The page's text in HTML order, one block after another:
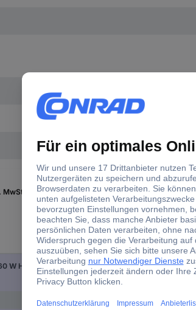
MwSt., zzgl. Versand)
Anzahl Leuchtmittel
Brilliant 93778/20 Woodrow Pendelleuchte E27 60 W Hellbraun 3